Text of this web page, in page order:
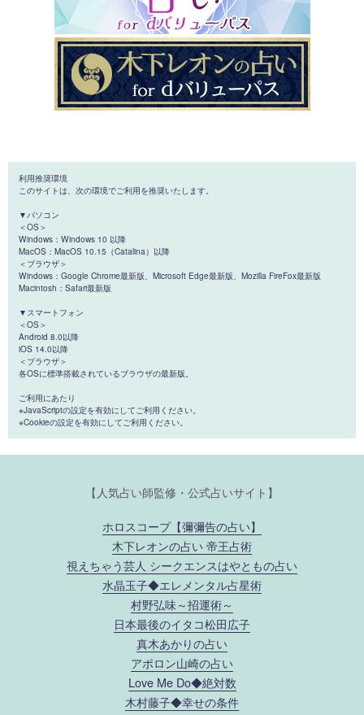
利用推奨環境
このサイトは、次の環境でご利用を推奨いたします。
▼パソコン
＜OS＞
Windows：Windows 10 以降
MacOS：MacOS 10.15（Catalina）以降
＜ブラウザ＞
Windows：Google Chrome最新版、Microsoft Edge最新版、Mozilla FireFox最新版
Macintosh：Safari最新版
▼スマートフォン
＜OS＞
Android 8.0以降
iOS 14.0以降
＜ブラウザ＞
各OSに標準搭載されているブラウザの最新版。
ご利用にあたり
※JavaScriptの設定を有効にしてご利用ください。
※Cookieの設定を有効にしてご利用ください。
【人気占い師監修・公式占いサイト】
ホロスコープ【彌彌告の占い】
木下レオンの占い 帝王占術
視えちゃう芸人 シークエンスはやともの占い
水晶玉子◆エレメンタル占星術
村野弘味～招運術～
日本最後のイタコ松田広子
真木あかりの占い
アポロン山崎の占い
Love Me Do◆絶対数
木村藤子◆幸せの条件